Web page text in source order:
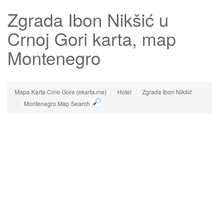
Zgrada Ibon Nikšić u
Crnoj Gori karta, map
Montenegro
Mapa Karta Crne Gore (ekarta.me) Hotel
Zgrada Ibon Nikšić
Montenegro Map Search